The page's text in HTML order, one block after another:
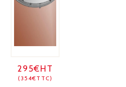
295€HT
(354€TTC)